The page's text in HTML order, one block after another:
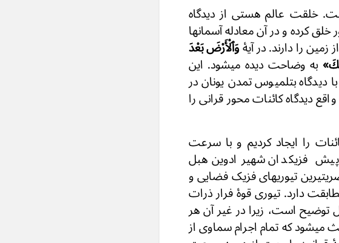
خلقت عالم هستی از دیدگاه
کرده و در آن معادله آسمانها
را دارند. در آیهٔوَٱلْأَرْضَ بَعْدَ
به وضاحت دیده میشود. این
دیدگاه بتلمیوس تمدن یونان در
دیدگاه کائنات محور قرانی را
را ایجاد کردیم و با سرعت
پیش فزیکدان شهیر ادوین هبل
تیوریهای فزیک فضایی و
دارد. تیوری قوهٔ فرار ذرات
است، زیرا در غیر آن هر
میشود که تمام اجرام سماوی از